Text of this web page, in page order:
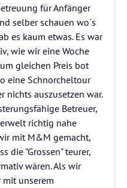
für Anfänger
selber schauen wo`s
es kaum etwas. Es war
wie wir eine Woche
gleichen Preis bot
eine Schnorcheltour
nichts auszusetzen war.
Betreuer,
richtig nahe
mit M&M gemacht,
die "Grossen" teurer,
wären. Als wir
mit unserem